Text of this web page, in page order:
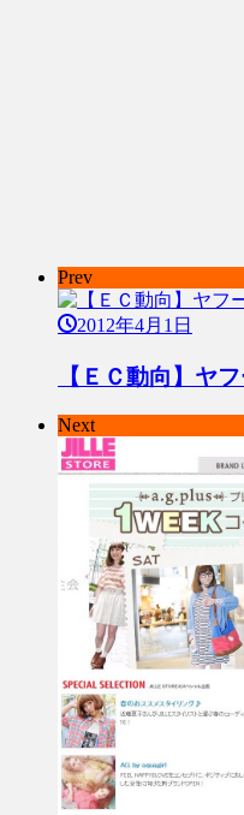
Prev
2012年4月1日
【ＥＣ動向】ヤ
Next